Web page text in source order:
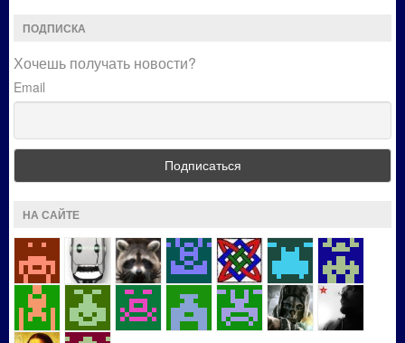
ПОДПИСКА
Хочешь получать новости?
Email
НА САЙТЕ